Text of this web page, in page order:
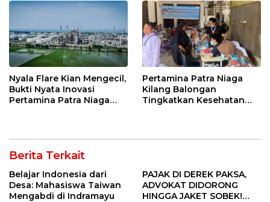
Jatibarang 2026
Nyala Flare Kian Mengecil,
Bukti Nyata Inovasi
Pertamina Patra Niaga
Pertamina Patra Niaga
Kilang Balongan
Tingkatkan Kesehatan
Perawatan Gigi
Berita Terkait
Belajar Indonesia dari
Desa: Mahasiswa Taiwan
Mengabdi di Indramayu
PAJAK DI DEREK PAKSA,
ADVOKAT DIDORONG
HINGGA JAKET SOBEK!